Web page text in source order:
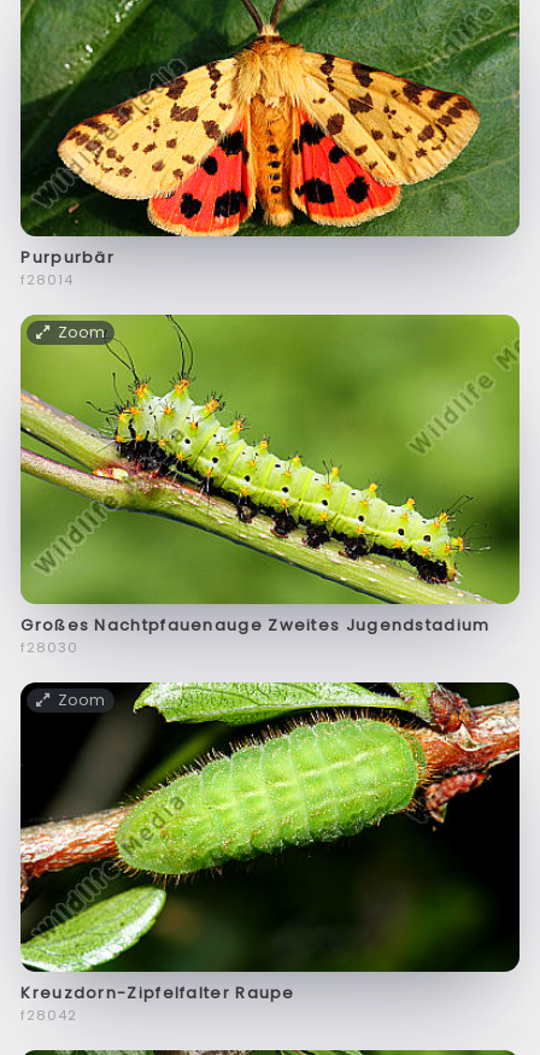
Purpurbär
f28014
Zoom
Großes Nachtpfauenauge Zweites Jugendstadium
f28030
Zoom
Kreuzdorn-Zipfelfalter Raupe
f28042